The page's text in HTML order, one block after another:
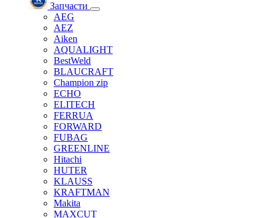
Запчасти
AEG
AEZ
Aiken
AQUALIGHT
BestWeld
BLAUCRAFT
Champion zip
ECHO
ELITECH
FERRUA
FORWARD
FUBAG
GREENLINE
Hitachi
HUTER
KLAUSS
KRAFTMAN
Makita
MAXCUT